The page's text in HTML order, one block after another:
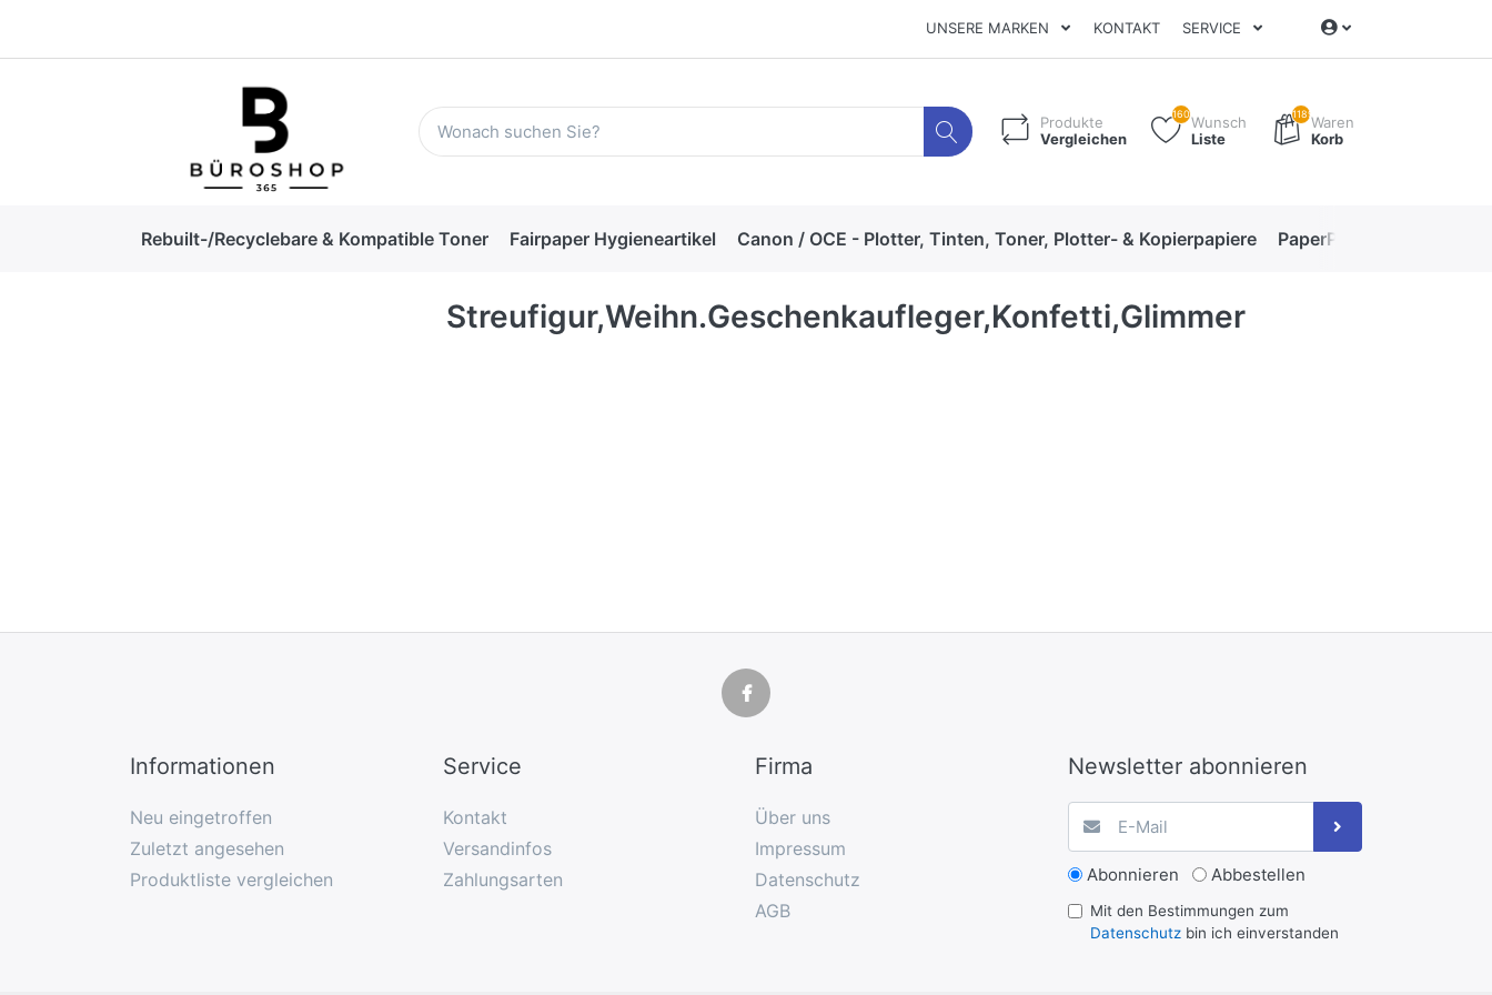
UNSERE MARKEN KONTAKT SERVICE
Produkte
Vergleichen
160Wunsch
Liste
1189Waren
Korb
Rebuilt-/Recyclebare & Kompatible Toner Fairpaper Hygieneartikel Canon / OCE - Plotter, Tinten, Toner, Plotter- & Kopierpapiere PaperPro High-
Streufigur,Weihn.Geschenkaufleger,Konfetti,Glimmer
Informationen
Neu eingetroffen
Zuletzt angesehen
Produktliste vergleichen
Service
Kontakt
Versandinfos
Zahlungsarten
Firma
Über uns
Impressum
Datenschutz
AGB
Newsletter abonnieren
Abonnieren Abbestellen
Mit den Bestimmungen zum
Datenschutzbin ich einverstanden